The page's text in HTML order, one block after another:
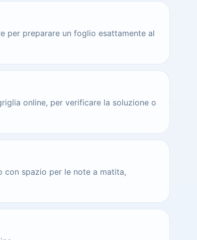
per preparare un foglio esattamente al
online, per verificare la soluzione o
con spazio per le note a matita,